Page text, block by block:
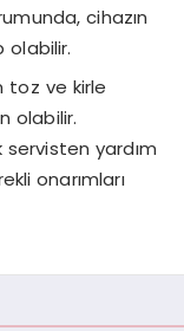
cihazın
olabilir.
toz ve kirle
olabilir.
yardım
onarımları